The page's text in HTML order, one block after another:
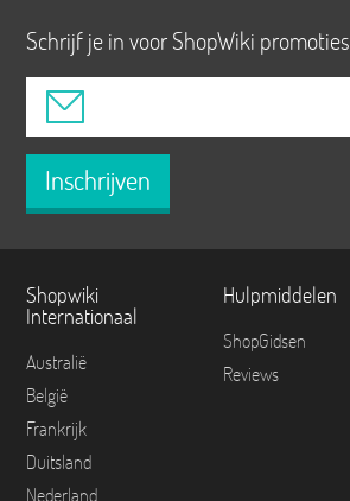
Schrijf je in voor ShopWiki promoties
Inschrijven
Shopwiki
Internationaal
Australië
België
Frankrijk
Duitsland
Nederland
Hulpmiddelen
ShopGidsen
Reviews